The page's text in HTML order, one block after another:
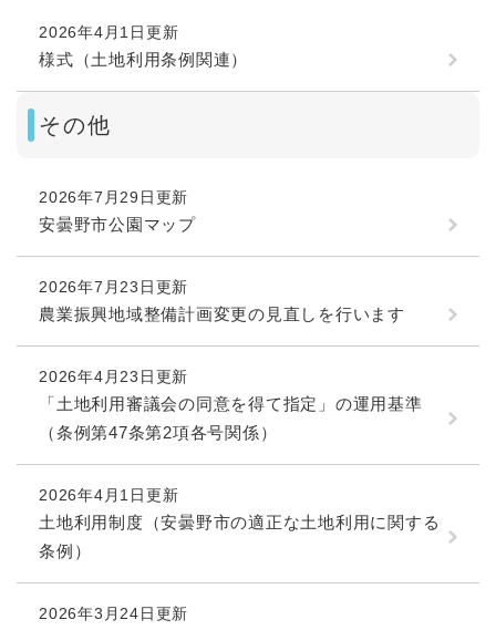
2026年4月1日更新
様式（土地利用条例関連）
その他
2026年7月29日更新
安曇野市公園マップ
2026年7月23日更新
農業振興地域整備計画変更の見直しを行います
2026年4月23日更新
「土地利用審議会の同意を得て指定」の運用基準
（条例第47条第2項各号関係）
2026年4月1日更新
土地利用制度（安曇野市の適正な土地利用に関する
条例）
2026年3月24日更新